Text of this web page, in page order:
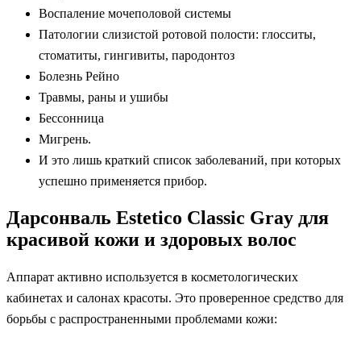
Воспаление мочеполовой системы
Патологии слизистой ротовой полости: глосситы,
стоматиты, гингивиты, пародонтоз
Болезнь Рейно
Травмы, раны и ушибы
Бессонница
Мигрень.
И это лишь краткий список заболеваний, при которых
успешно применяется прибор.
Дарсонваль Estetico Classic Gray для
красивой кожи и здоровых волос
Аппарат активно используется в косметологических
кабинетах и салонах красоты. Это проверенное средство для
борьбы с распространенными проблемами кожи: